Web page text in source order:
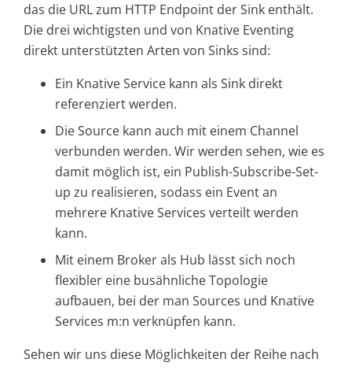
das die URL zum HTTP Endpoint der Sink enthält.
Die drei wichtigsten und von Knative Eventing
direkt unterstützten Arten von Sinks sind:
Ein Knative Service kann als Sink direkt
referenziert werden.
Die Source kann auch mit einem Channel
verbunden werden. Wir werden sehen, wie es
damit möglich ist, ein Publish-Subscribe-Set-
up zu realisieren, sodass ein Event an
mehrere Knative Services verteilt werden
kann.
Mit einem Broker als Hub lässt sich noch
flexibler eine busähnliche Topologie
aufbauen, bei der man Sources und Knative
Services m:n verknüpfen kann.
Sehen wir uns diese Möglichkeiten der Reihe nach